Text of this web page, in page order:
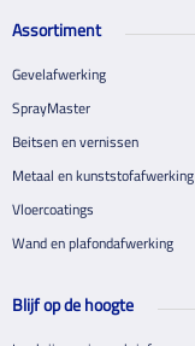
Assortiment
Gevelafwerking
SprayMaster
Beitsen en vernissen
Metaal en kunststofafwerking
Vloercoatings
Wand en plafondafwerking
Blijf op de hoogte